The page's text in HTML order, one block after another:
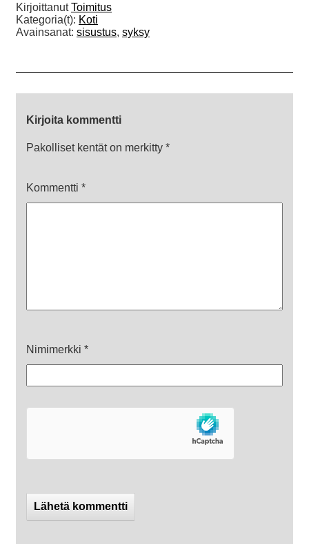
KirjoittanutToimitus
Kategoria(t): Koti
Avainsanat: sisustus, syksy
Kirjoita kommentti
Pakolliset kentät on merkitty *
Kommentti *
Nimimerkki *